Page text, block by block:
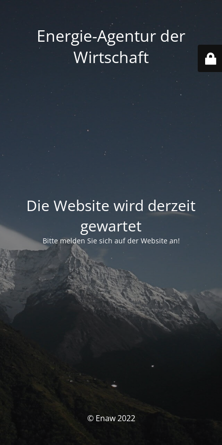
Energie-Agentur der
Wirtschaft
Die Website wird derzeit
gewartet
Bitte melden Sie sich auf der Website an!
© Enaw 2022